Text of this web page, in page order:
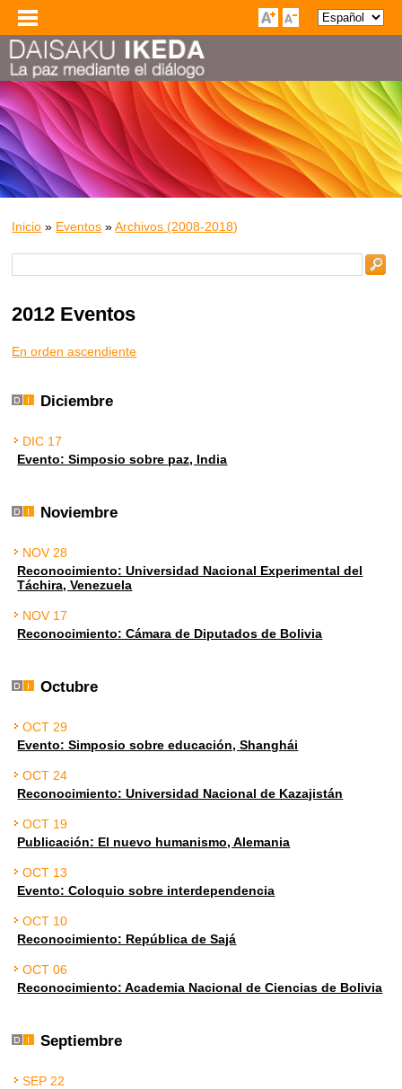
Inicio » Eventos »Archivos (2008-2018)
2012 Eventos
En orden ascendiente
Diciembre
DIC 17
Evento: Simposio sobre paz, India
Noviembre
NOV 28
Reconocimiento: Universidad Nacional Experimental del
Táchira, Venezuela
NOV 17
Reconocimiento: Cámara de Diputados de Bolivia
Octubre
OCT 29
Evento: Simposio sobre educación, Shanghái
OCT 24
Reconocimiento: Universidad Nacional de Kazajistán
OCT 19
Publicación: El nuevo humanismo, Alemania
OCT 13
Evento: Coloquio sobre interdependencia
OCT 10
Reconocimiento: República de Sajá
OCT 06
Reconocimiento: Academia Nacional de Ciencias de Bolivia
Septiembre
SEP 22